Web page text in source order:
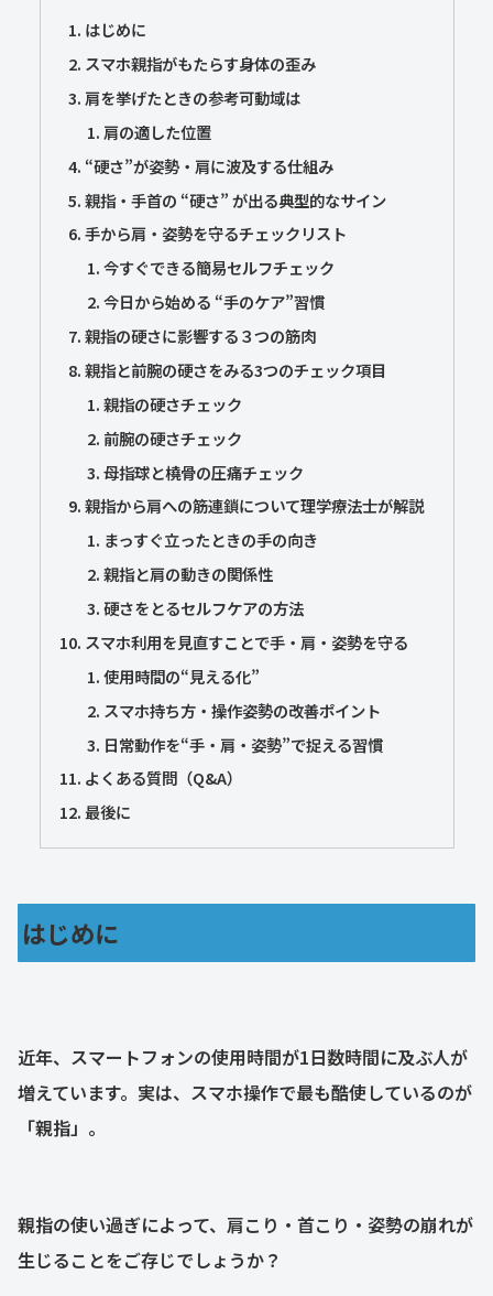
はじめに
スマホ親指がもたらす身体の歪み
肩を挙げたときの参考可動域は
肩の適した位置
“硬さ”が姿勢・肩に波及する仕組み
親指・手首の “硬さ” が出る典型的なサイン
手から肩・姿勢を守るチェックリスト
今すぐできる簡易セルフチェック
今日から始める “手のケア”習慣
親指の硬さに影響する３つの筋肉
親指と前腕の硬さをみる3つのチェック項目
親指の硬さチェック
前腕の硬さチェック
母指球と橈骨の圧痛チェック
親指から肩への筋連鎖について理学療法士が解説
まっすぐ立ったときの手の向き
親指と肩の動きの関係性
硬さをとるセルフケアの方法
スマホ利用を見直すことで手・肩・姿勢を守る
使用時間の“見える化”
スマホ持ち方・操作姿勢の改善ポイント
日常動作を“手・肩・姿勢”で捉える習慣
よくある質問（Q&A）
最後に
はじめに
近年、スマートフォンの使用時間が1日数時間に及ぶ人が
増えています。実は、スマホ操作で最も酷使しているのが
「親指」。
親指の使い過ぎによって、肩こり・首こり・姿勢の崩れが
生じることをご存じでしょうか？